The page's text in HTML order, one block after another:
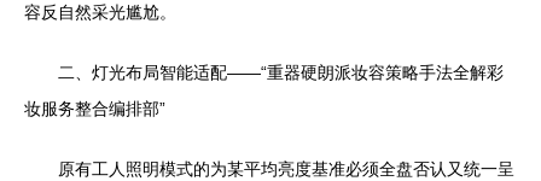
容反自然采光尴尬。
二、灯光布局智能适配——“重器硬朗派妆容策略手法全解彩
妆服务整合编排部”
原有工人照明模式的为某平均亮度基准必须全盘否认又统一呈